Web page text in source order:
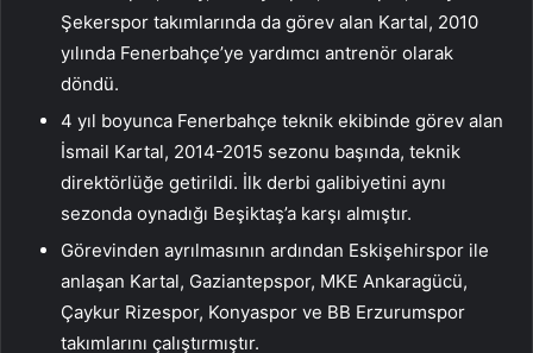
Şekerspor takımlarında da görev alan Kartal, 2010
yılında Fenerbahçe’ye yardımcı antrenör olarak
döndü.
4 yıl boyunca Fenerbahçe teknik ekibinde görev alan
İsmail Kartal, 2014-2015 sezonu başında, teknik
direktörlüğe getirildi. İlk derbi galibiyetini aynı
sezonda oynadığı Beşiktaş’a karşı almıştır.
Görevinden ayrılmasının ardından Eskişehirspor ile
anlaşan Kartal, Gaziantepspor, MKE Ankaragücü,
Çaykur Rizespor, Konyaspor ve BB Erzurumspor
takımlarını çalıştırmıştır.